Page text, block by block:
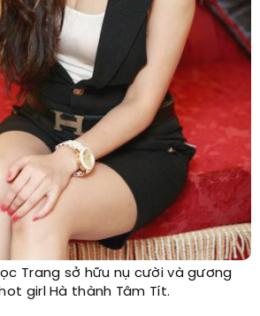
Trang sở hữu nụ cười và gương
girl Hà thành Tâm Tít.